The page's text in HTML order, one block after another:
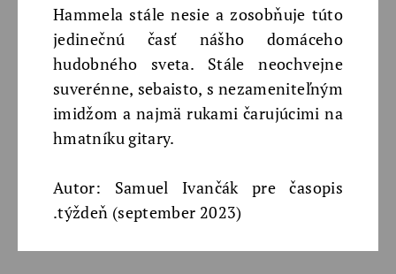
Hammela stále nesie a zosobňuje túto
jedinečnú časť nášho domáceho
hudobného sveta. Stále neochvejne
suverénne, sebaisto, s nezameniteľným
imidžom a najmä rukami čarujúcimi na
hmatníku gitary.
Autor: Samuel Ivančák pre časopis
.týždeň (september 2023)